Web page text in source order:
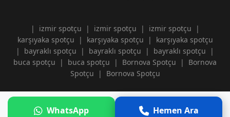
| izmir spotçu | izmir spotçu | izmir spotçu
|
karşıyaka spotçu
| karşıyaka spotçu |
karşıyaka spotçu
|
bayraklı spotçu | bayraklı spotçu | bayraklı spotçu
|
buca spotçu
| buca spotçu | Bornova Spotçu |
Bornova
Spotçu
| Bornova Spotçu